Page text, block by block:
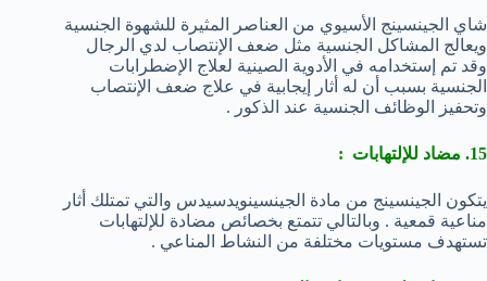
شاي الجينسينج الأسيوي من العناصر المثيرة للشهوة الجنسية
ويعالج المشاكل الجنسية مثل ضعف الإنتصاب لدي الرجال
وقد تم إستخدامه في الأدوية الصينية لعلاج الإضطرابات
الجنسية بسبب أن له أثار إيجابية في علاج ضعف الإنتصاب
وتحفيز الوظائف الجنسية عند الذكور .
15. مضاد للإلتهابات :
يتكون الجينسينج من مادة الجينسينويدسيدس والتي تمتلك أثار
مناعية قمعية . وبالتالي تتمتع بخصائص مضادة للإلتهابات
تستهدف مستويات مختلفة من النشاط المناعي .